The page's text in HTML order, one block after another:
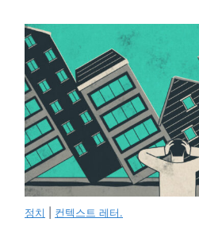
정치 컨텍스트 레터.